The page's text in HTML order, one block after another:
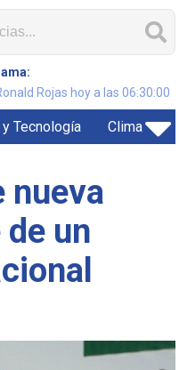
Rojas hoy a las 06:30:00
Tecnología Clima
nueva
un